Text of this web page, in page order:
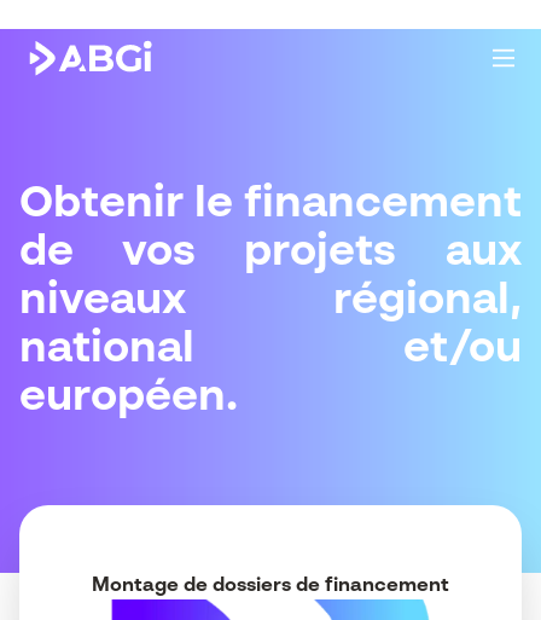
Obtenir le financement
de vos projets aux
niveaux régional,
national et/ou
européen.
Montage de dossiers de financement